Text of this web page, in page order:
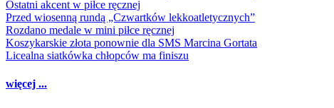
Ostatni akcent w piłce ręcznej
Przed wiosenną rundą „Czwartków lekkoatletycznych”
Rozdano medale w mini piłce ręcznej
Koszykarskie złota ponownie dla SMS Marcina Gortata
Licealna siatkówka chłopców ma finiszu
więcej ...